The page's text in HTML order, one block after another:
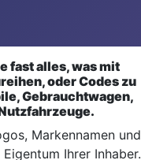
fast alles, was mit
oder Codes zu
Gebrauchtwagen,
Markennamen und
Ihrer Inhaber.